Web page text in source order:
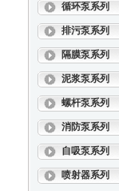
循环泵系列
排污泵系列
隔膜泵系列
泥浆泵系列
螺杆泵系列
消防泵系列
自吸泵系列
喷射器系列